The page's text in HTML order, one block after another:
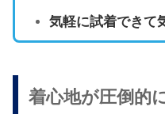
気軽に試着できて
着心地が圧倒的